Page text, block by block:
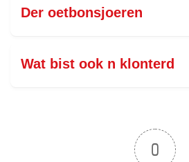
Der oetbonsjoeren
Wat bist ook n klonterd
0